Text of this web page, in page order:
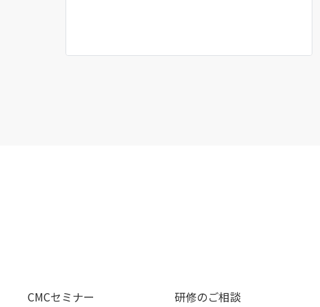
CMCセミナー 研修のご相談